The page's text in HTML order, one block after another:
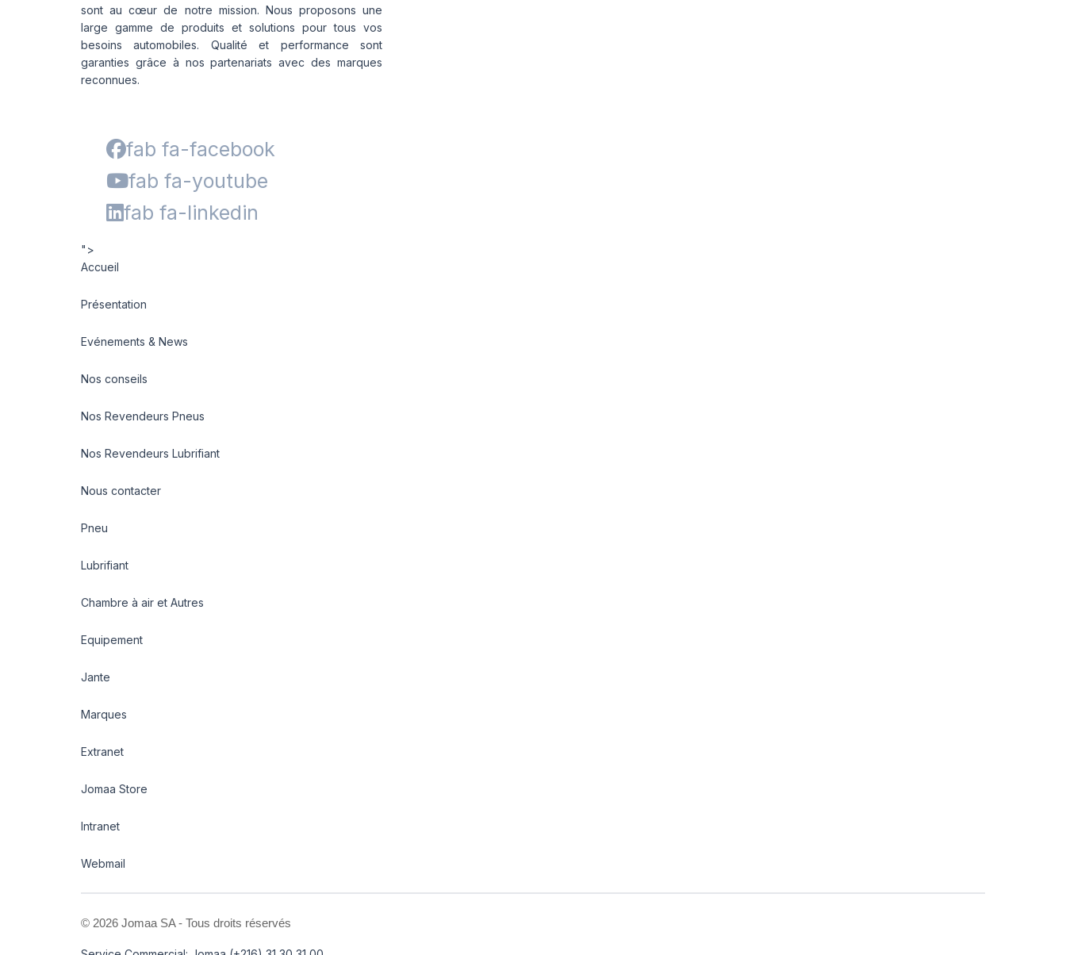
sont au cœur de notre mission. Nous proposons une
large gamme de produits et solutions pour tous vos
besoins automobiles. Qualité et performance sont
garanties grâce à nos partenariats avec des marques
reconnues.
fab fa-facebook
fab fa-youtube
fab fa-linkedin
">
Accueil
Présentation
Evénements & News
Nos conseils
Nos Revendeurs Pneus
Nos Revendeurs Lubrifiant
Nous contacter
Pneu
Lubrifiant
Chambre à air et Autres
Equipement
Jante
Marques
Extranet
Jomaa Store
Intranet
Webmail
© 2026 Jomaa SA - Tous droits réservés